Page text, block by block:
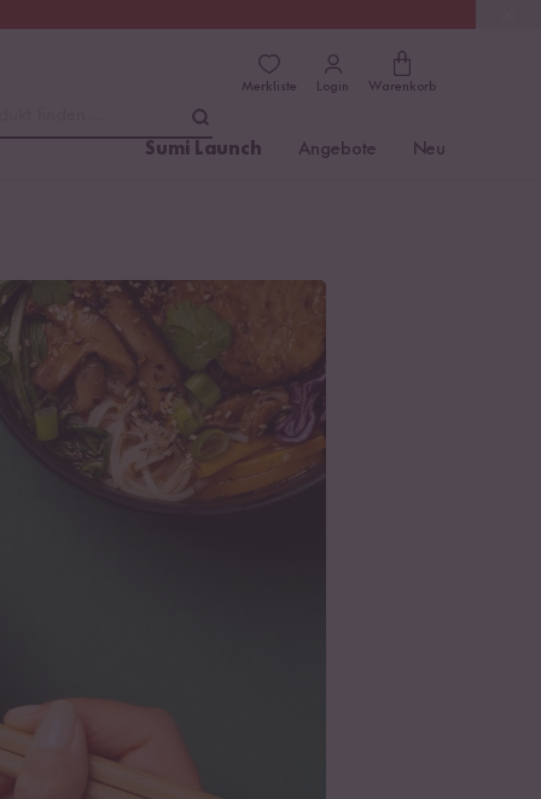
Merkliste Login Warenkorb
Sumi Launch Angebote Neu